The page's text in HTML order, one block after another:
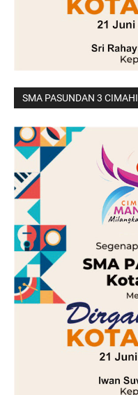
SMA PASUNDAN 3 CIMAHI